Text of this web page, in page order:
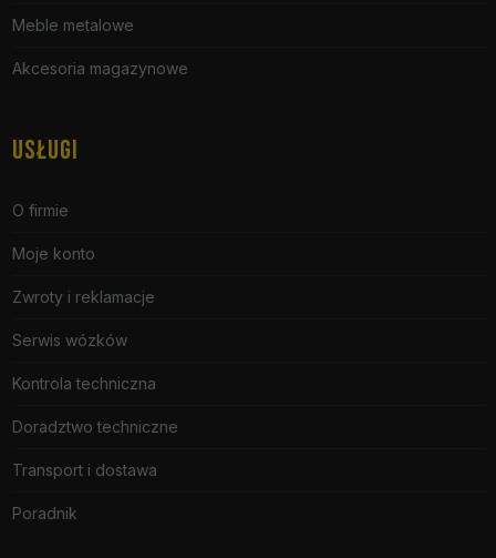
Meble metalowe
Akcesoria magazynowe
USŁUGI
O firmie
Moje konto
Zwroty i reklamacje
Serwis wózków
Kontrola techniczna
Doradztwo techniczne
Transport i dostawa
Poradnik